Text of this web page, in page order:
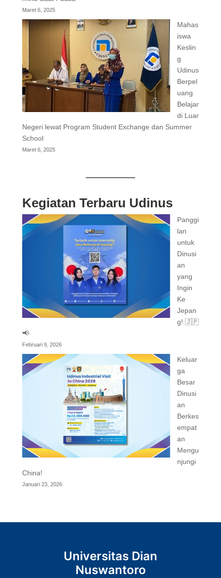
Maret 6, 2025
Mahas
iswa
Keslin
g
Udinus
Berpel
uang
Belajar
di Luar
Negeri lewat Program Student Exchange dan Summer
School
Maret 6, 2025
Kegiatan Terbaru Udinus
Panggi
lan
untuk
Dinusi
an
yang
Ingin
Ke
Jepan
g! 🇯🇵
📢
Februari 9, 2026
Keluar
ga
Besar
Dinusi
an
Berkes
empat
an
Mengu
njungi
China!
Januari 23, 2026
Universitas Dian
Nuswantoro